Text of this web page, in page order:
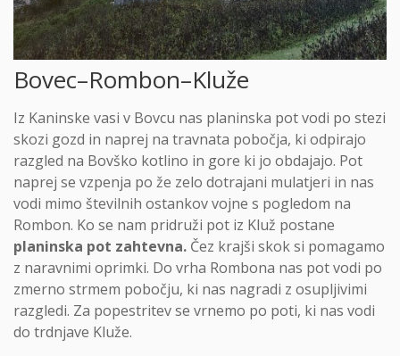
Bovec–Rombon–Kluže
Iz Kaninske vasi v Bovcu nas planinska pot vodi po stezi
skozi gozd in naprej na travnata pobočja, ki odpirajo
razgled na Bovško kotlino in gore ki jo obdajajo. Pot
naprej se vzpenja po že zelo dotrajani mulatjeri in nas
vodi mimo številnih ostankov vojne s pogledom na
Rombon. Ko se nam pridruži pot iz Kluž postane
planinska pot zahtevna. Čez krajši skok si pomagamo
z naravnimi oprimki. Do vrha Rombona nas pot vodi po
zmerno strmem pobočju, ki nas nagradi z osupljivimi
razgledi. Za popestritev se vrnemo po poti, ki nas vodi
do trdnjave Kluže.